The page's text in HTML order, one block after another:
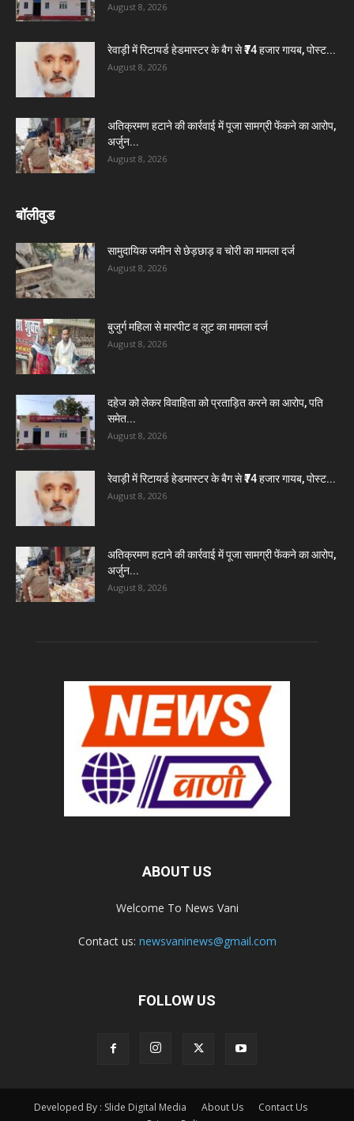
August 8, 2026
रेवाड़ी में रिटायर्ड हेडमास्टर के बैग से ₹74 हजार गायब, पोस्ट...
August 8, 2026
अतिक्रमण हटाने की कार्रवाई में पूजा सामग्री फेंकने का आरोप,
अर्जुन...
August 8, 2026
बॉलीवुड
सामुदायिक जमीन से छेड़छाड़ व चोरी का मामला दर्ज
August 8, 2026
बुजुर्ग महिला से मारपीट व लूट का मामला दर्ज
August 8, 2026
दहेज को लेकर विवाहिता को प्रताड़ित करने का आरोप, पति
समेत...
August 8, 2026
रेवाड़ी में रिटायर्ड हेडमास्टर के बैग से ₹74 हजार गायब, पोस्ट...
August 8, 2026
अतिक्रमण हटाने की कार्रवाई में पूजा सामग्री फेंकने का आरोप,
अर्जुन...
August 8, 2026
ABOUT US
Welcome To News Vani
Contact us: newsvaninews@gmail.com
FOLLOW US
Developed By : Slide Digital Media About Us
Contact Us